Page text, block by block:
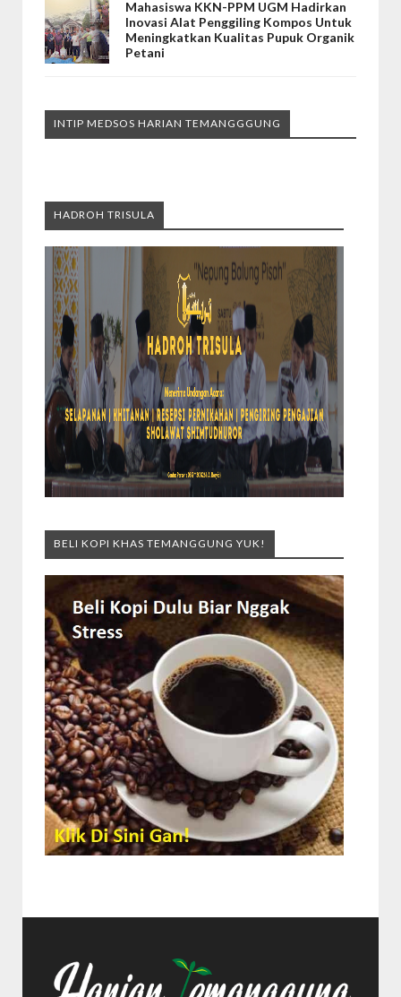
Mahasiswa KKN-PPM UGM Hadirkan
Inovasi Alat Penggiling Kompos Untuk
Meningkatkan Kualitas Pupuk Organik
Petani
INTIP MEDSOS HARIAN TEMANGGGUNG
HADROH TRISULA
BELI KOPI KHAS TEMANGGUNG YUK!